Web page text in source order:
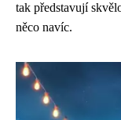
tak představují
něco navíc.